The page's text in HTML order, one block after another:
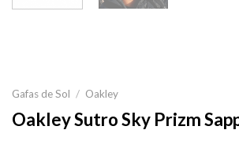
Gafas de Sol / Oakley
Oakley Sutro Sky Prizm